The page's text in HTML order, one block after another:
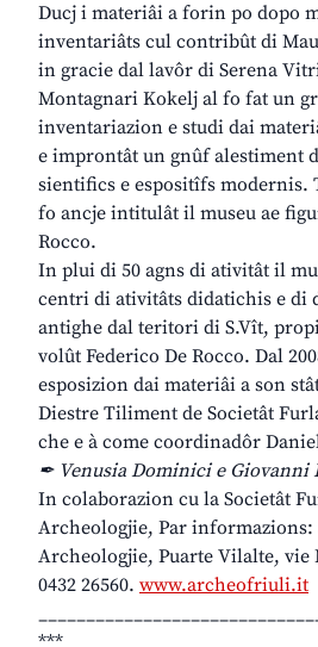
Ducj i materiâi a forin po dopo
inventariâts cul contribût di
in gracie dal lavôr di Serena
Montagnari Kokelj al fo fat un
inventariazion e studi dai
e improntât un gnûf alestiment
sientifics e espositîfs modernis.
fo ancje intitulât il museu ae
Rocco.
In plui di 50 agns di ativitât il
centri di ativitâts didatichis e di
antighe dal teritori di S.Vît,
volût Federico De Rocco. Dal
esposizion dai materiâi a son
Diestre Tiliment de Societât
che e à come coordinadôr
✒ Venusia Dominici e Giovanni
In colaborazion cu la Societât
Archeologjie, Par informazions:
Archeologjie, Puarte Vilalte, vie
0432 26560. www.archeofriuli.it